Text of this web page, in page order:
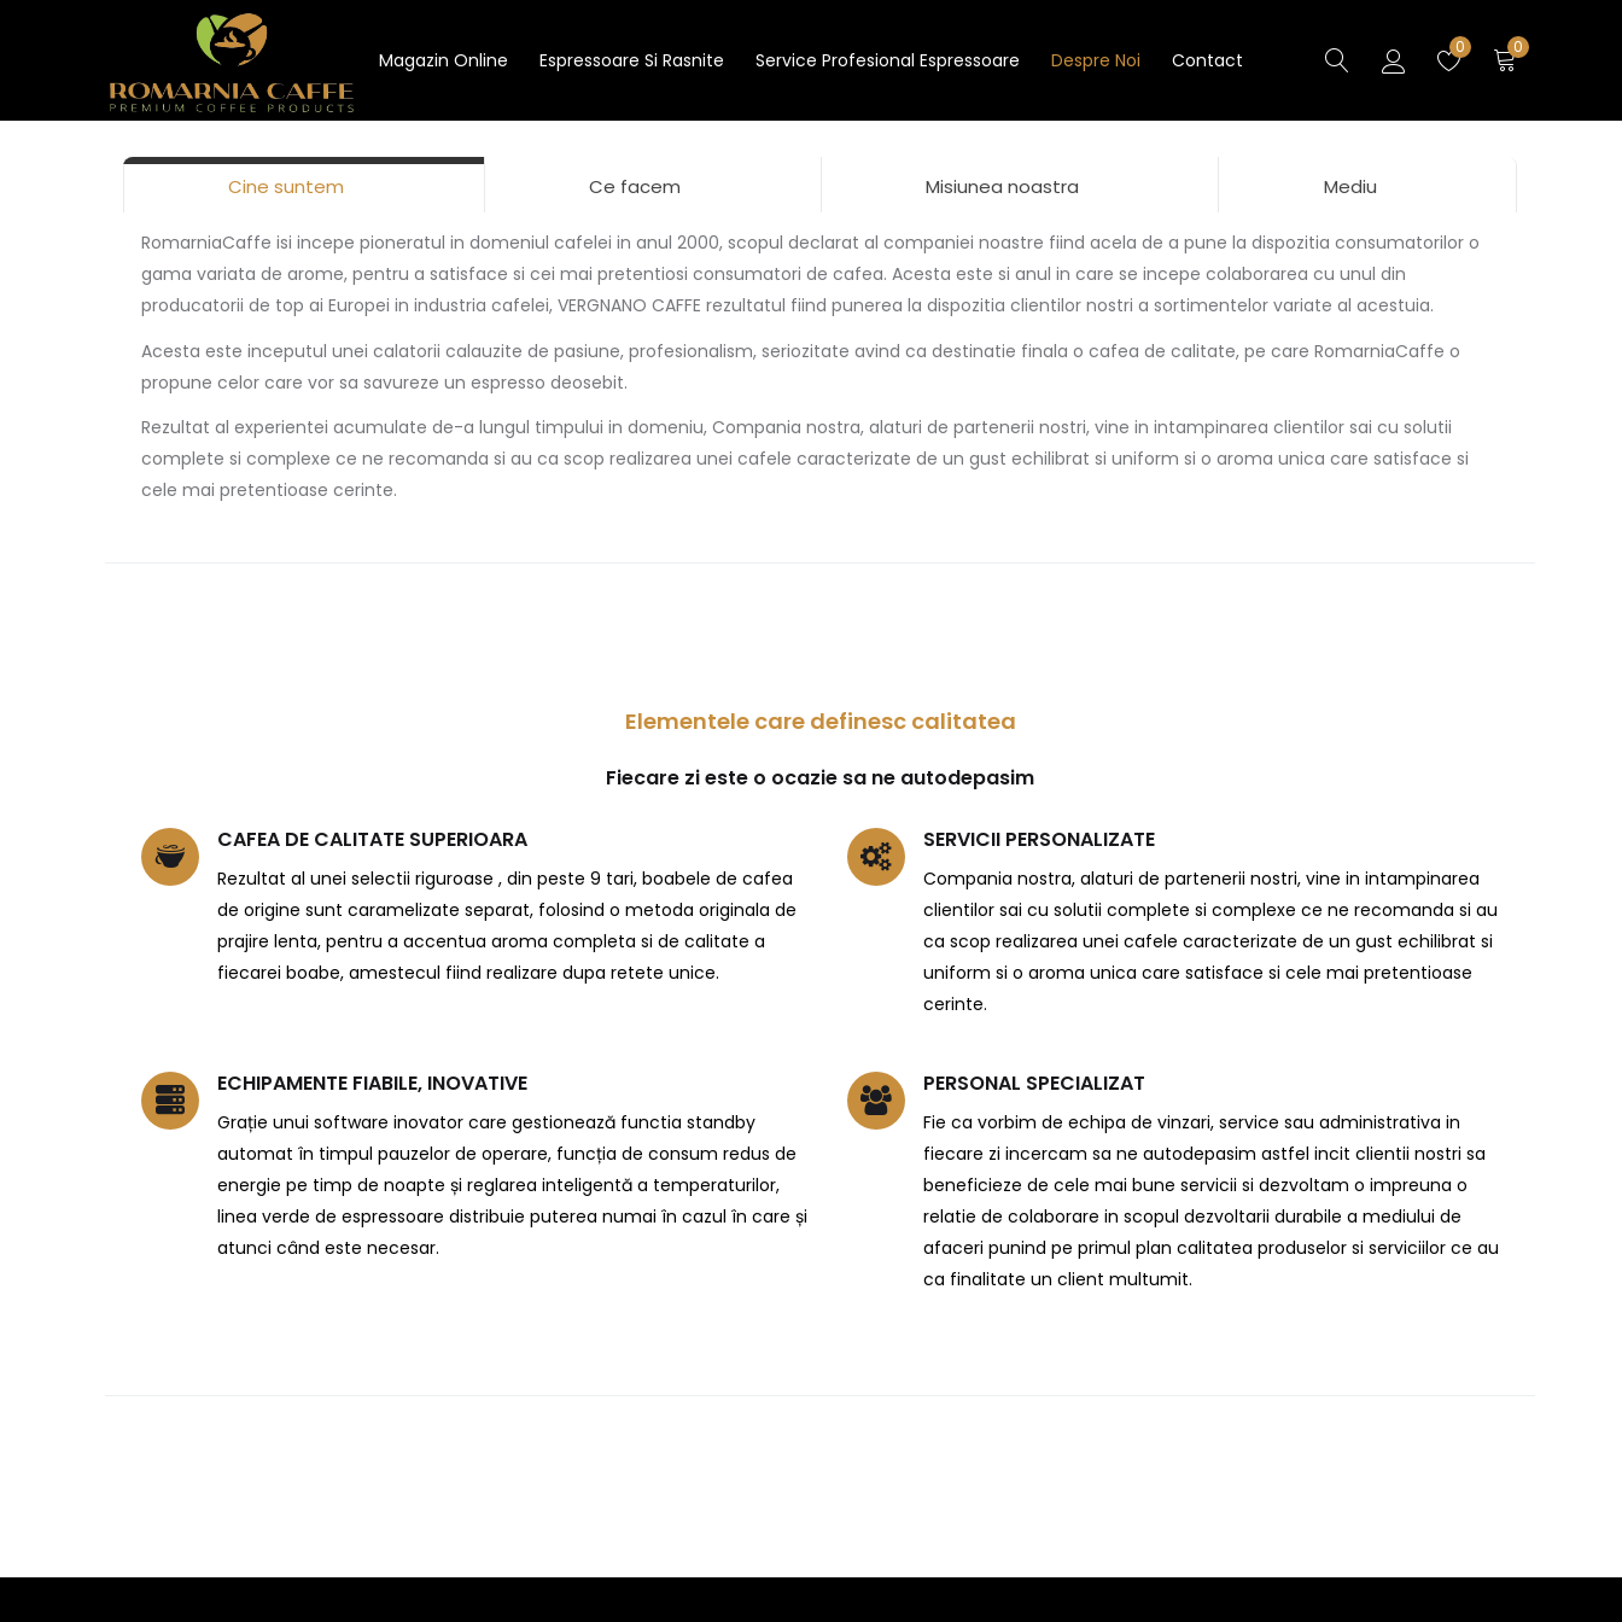
Magazin Online Espressoare Si Rasnite Service Profesional Espressoare Despre Noi Contact
0 0
Cine suntem Ce facem Misiunea noastra Mediu
RomarniaCaffe isi incepe pioneratul in domeniul cafelei in anul 2000, scopul declarat al companiei noastre fiind acela de a pune la dispozitia consumatorilor o
gama variata de arome, pentru a satisface si cei mai pretentiosi consumatori de cafea. Acesta este si anul in care se incepe colaborarea cu unul din
producatorii de top ai Europei in industria cafelei, VERGNANO CAFFE rezultatul fiind punerea la dispozitia clientilor nostri a sortimentelor variate al acestuia.
Acesta este inceputul unei calatorii calauzite de pasiune, profesionalism, seriozitate avind ca destinatie finala o cafea de calitate, pe care RomarniaCaffe o
propune celor care vor sa savureze un espresso deosebit.
Rezultat al experientei acumulate de-a lungul timpului in domeniu, Compania nostra, alaturi de partenerii nostri, vine in intampinarea clientilor sai cu solutii
complete si complexe ce ne recomanda si au ca scop realizarea unei cafele caracterizate de un gust echilibrat si uniform si o aroma unica care satisface si
cele mai pretentioase cerinte.
Elementele care definesc calitatea
Fiecare zi este o ocazie sa ne autodepasim
CAFEA DE CALITATE SUPERIOARA
Rezultat al unei selectii riguroase , din peste 9 tari, boabele de cafea
de origine sunt caramelizate separat, folosind o metoda originala de
prajire lenta, pentru a accentua aroma completa si de calitate a
fiecarei boabe, amestecul fiind realizare dupa retete unice.
SERVICII PERSONALIZATE
Compania nostra, alaturi de partenerii nostri, vine in intampinarea
clientilor sai cu solutii complete si complexe ce ne recomanda si au
ca scop realizarea unei cafele caracterizate de un gust echilibrat si
uniform si o aroma unica care satisface si cele mai pretentioase
cerinte.
ECHIPAMENTE FIABILE, INOVATIVE
Grație unui software inovator care gestionează functia standby
automat în timpul pauzelor de operare, funcția de consum redus de
energie pe timp de noapte și reglarea inteligentă a temperaturilor,
linea verde de espressoare distribuie puterea numai în cazul în care și
atunci când este necesar.
PERSONAL SPECIALIZAT
Fie ca vorbim de echipa de vinzari, service sau administrativa in
fiecare zi incercam sa ne autodepasim astfel incit clientii nostri sa
beneficieze de cele mai bune servicii si dezvoltam o impreuna o
relatie de colaborare in scopul dezvoltarii durabile a mediului de
afaceri punind pe primul plan calitatea produselor si serviciilor ce au
ca finalitate un client multumit.